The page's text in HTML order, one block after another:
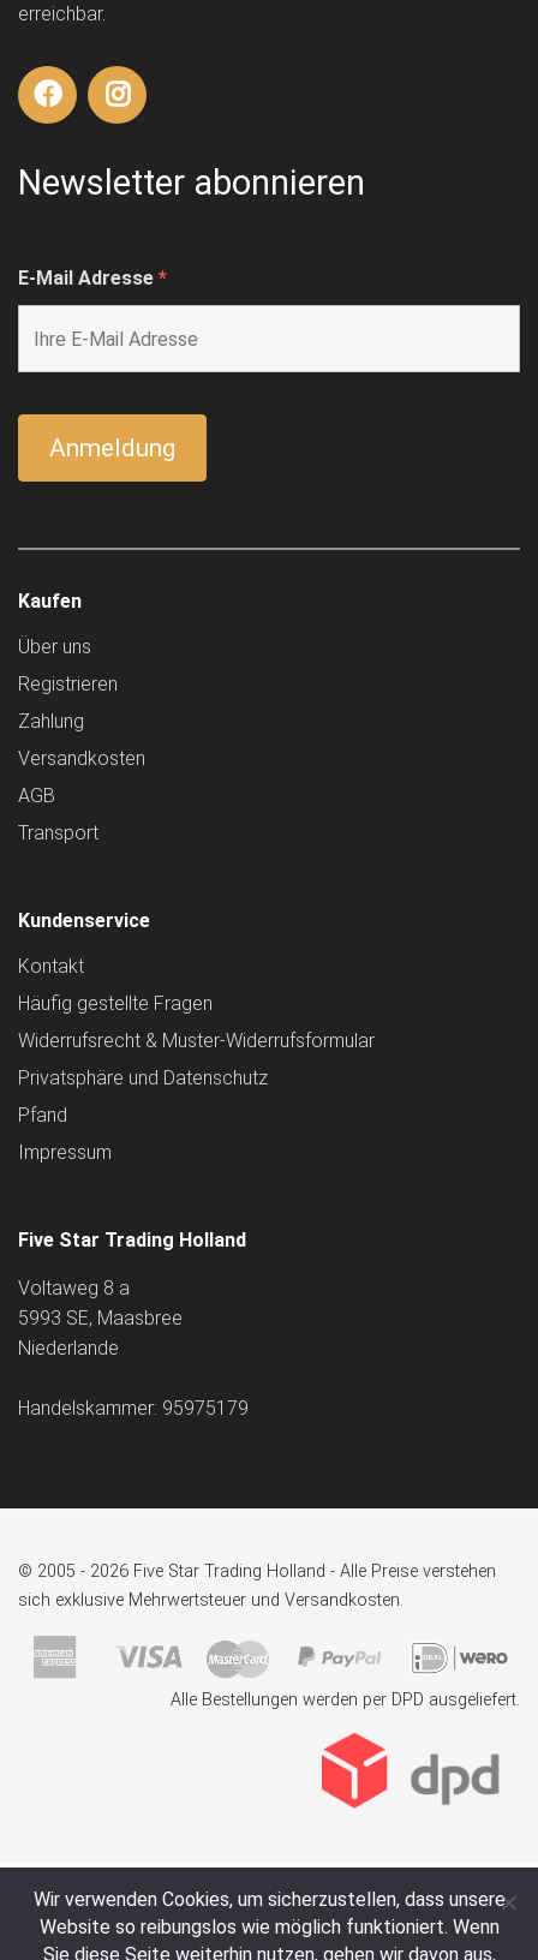
erreichbar.
Newsletter abonnieren
E-Mail Adresse *
Kaufen
Über uns
Registrieren
Zahlung
Versandkosten
AGB
Transport
Kundenservice
Kontakt
Häufig gestellte Fragen
Widerrufsrecht & Muster-Widerrufsformular
Privatsphäre und Datenschutz
Pfand
Impressum
Five Star Trading Holland
Voltaweg 8 a
5993 SE, Maasbree
Niederlande
Handelskammer: 95975179
© 2005 - 2026 Five Star Trading Holland - Alle Preise verstehen
sich exklusive Mehrwertsteuer und Versandkosten.
Alle Bestellungen werden per DPD ausgeliefert.
Wir verwenden Cookies, um sicherzustellen, dass unsere
Website so reibungslos wie möglich funktioniert. Wenn
Sie diese Seite weiterhin nutzen, gehen wir davon aus,